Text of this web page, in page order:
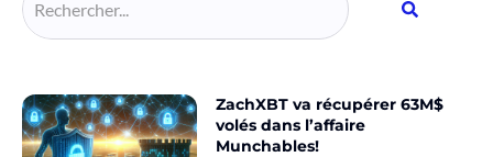
ZachXBT va récupérer 63M$
volés dans l’affaire
Munchables!